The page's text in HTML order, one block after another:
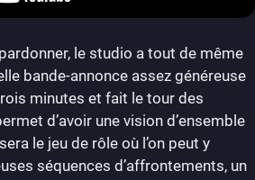
le studio a tout de même
bande-annonce assez généreuse
minutes et fait le tour des
d’avoir une vision d’ensemble
le jeu de rôle où l’on peut y
séquences d’affrontements, un